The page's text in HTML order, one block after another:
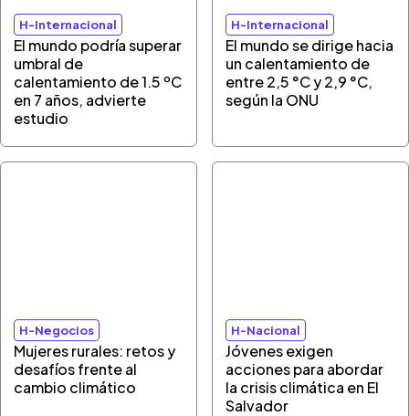
H-Internacional
El mundo podría superar
umbral de
calentamiento de 1.5 ºC
en 7 años, advierte
estudio
H-Internacional
El mundo se dirige hacia
un calentamiento de
entre 2,5 °C y 2,9 °C,
según la ONU
H-Negocios
Mujeres rurales: retos y
desafíos frente al
cambio climático
H-Nacional
Jóvenes exigen
acciones para abordar
la crisis climática en El
Salvador